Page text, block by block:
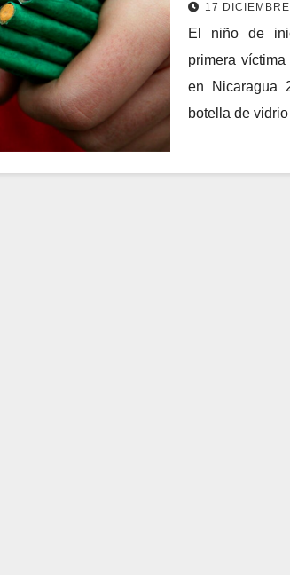
17
El niño de
primera
en Nicaragua
botella de